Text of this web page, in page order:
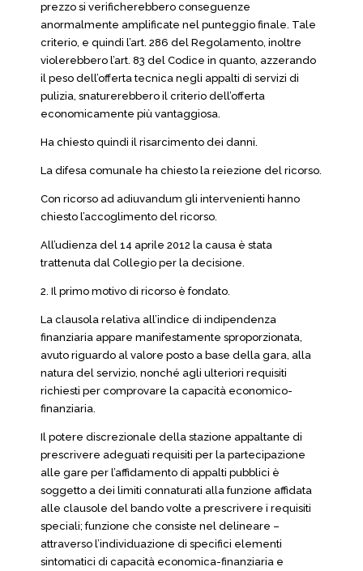
prezzo si verificherebbero conseguenze
anormalmente amplificate nel punteggio finale. Tale
criterio, e quindi l’art. 286 del Regolamento, inoltre
violerebbero l’art. 83 del Codice in quanto, azzerando
il peso dell’offerta tecnica negli appalti di servizi di
pulizia, snaturerebbero il criterio dell’offerta
economicamente più vantaggiosa.
Ha chiesto quindi il risarcimento dei danni.
La difesa comunale ha chiesto la reiezione del ricorso.
Con ricorso ad adiuvandum gli intervenienti hanno
chiesto l’accoglimento del ricorso.
All’udienza del 14 aprile 2012 la causa è stata
trattenuta dal Collegio per la decisione.
2. Il primo motivo di ricorso è fondato.
La clausola relativa all’indice di indipendenza
finanziaria appare manifestamente sproporzionata,
avuto riguardo al valore posto a base della gara, alla
natura del servizio, nonché agli ulteriori requisiti
richiesti per comprovare la capacità economico-
finanziaria.
Il potere discrezionale della stazione appaltante di
prescrivere adeguati requisiti per la partecipazione
alle gare per l’affidamento di appalti pubblici è
soggetto a dei limiti connaturati alla funzione affidata
alle clausole del bando volte a prescrivere i requisiti
speciali; funzione che consiste nel delineare –
attraverso l’individuazione di specifici elementi
sintomatici di capacità economica-finanziaria e